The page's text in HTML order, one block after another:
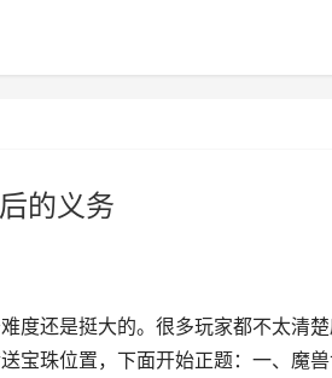
的义务
度还是挺大的。很多玩家都不太清
宝珠位置，下面开始正题：一、魔